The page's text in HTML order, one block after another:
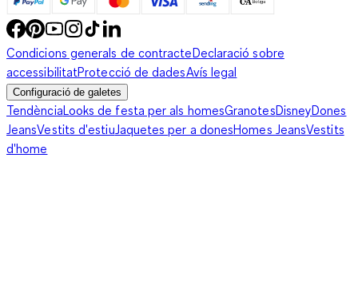
Condicions generals de contracteDeclaració sobre
accessibilitatProtecció de dadesAvís legal
Configuració de galetes
TendènciaLooks de festa per als homesGranotesDisneyDones
JeansVestits d'estiuJaquetes per a donesHomes JeansVestits
d'home